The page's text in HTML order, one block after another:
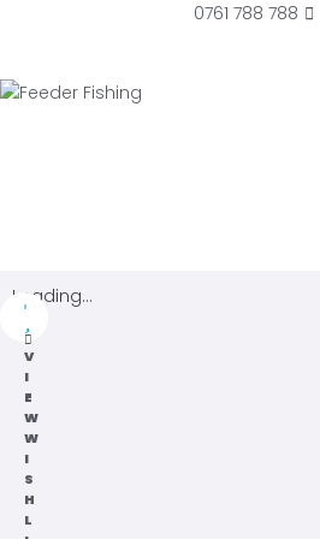
0761 788 788
V
I
E
W
W
I
S
H
L
Loading...